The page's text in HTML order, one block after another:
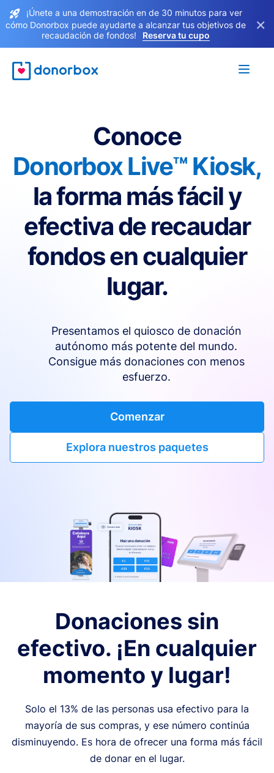
¡Únete a una demostración en de 30 minutos para ver
cómo Donorbox puede ayudarte a alcanzar tus objetivos de
recaudación de fondos!
Reserva tu cupo
×
Conoce
Donorbox Live™ Kiosk,
la forma más fácil y
efectiva de recaudar
fondos en cualquier
lugar.
Presentamos el quiosco de donación
autónomo más potente del mundo.
Consigue más donaciones con menos
esfuerzo.
Comenzar
Explora nuestros paquetes
Donaciones sin
efectivo. ¡En cualquier
momento y lugar!
Solo el 13% de las personas usa efectivo para la
mayoría de sus compras, y ese número continúa
disminuyendo. Es hora de ofrecer una forma más fácil
de donar en el lugar.